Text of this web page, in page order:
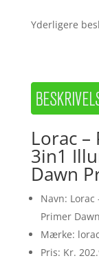
Yderligere
Lorac –
3in1
Dawn
Navn:
Primer Dawn
Mærke: lorac
Pris: Kr.